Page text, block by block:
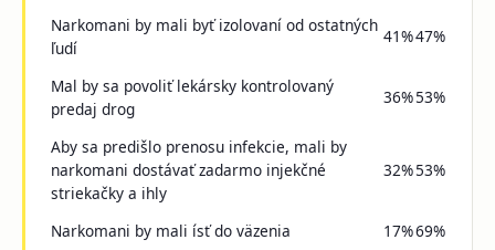
Narkomani by mali byť izolovaní od ostatných
ľudí
41%47%
Mal by sa povoliť lekársky kontrolovaný
predaj drog
36%53%
Aby sa predišlo prenosu infekcie, mali by
narkomani dostávať zadarmo injekčné
striekačky a ihly
32%53%
Narkomani by mali ísť do väzenia 17%69%